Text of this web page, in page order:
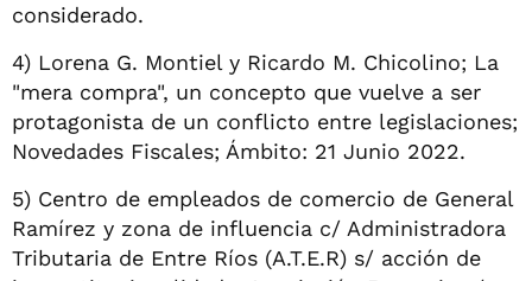
considerado.
4) Lorena G. Montiel y Ricardo M. Chicolino; La
"mera compra", un concepto que vuelve a ser
protagonista de un conflicto entre legislaciones;
Novedades Fiscales; Ámbito: 21 Junio 2022.
5) Centro de empleados de comercio de General
Ramírez y zona de influencia c/ Administradora
Tributaria de Entre Ríos (A.T.E.R) s/ acción de